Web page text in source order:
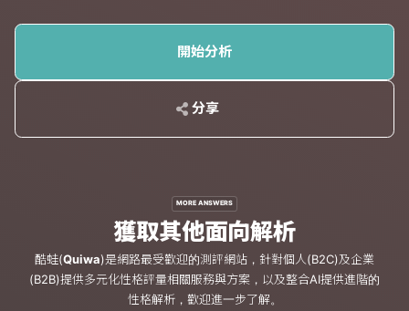
開始分析
分享
MORE ANSWERS
獲取其他面向解析
酷蛙(Quiwa)是網路最受歡迎的測評網站，針對個人(B2C)及企業
(B2B)提供多元化性格評量相關服務與方案，以及整合AI提供進階的
性格解析，歡迎進一步了解。